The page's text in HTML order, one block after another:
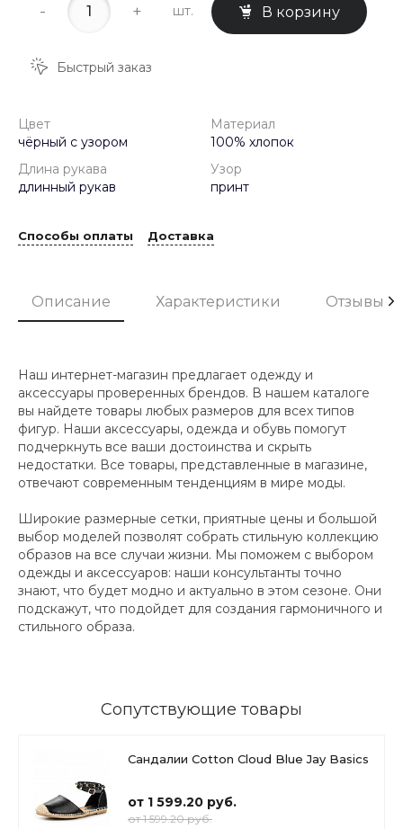
- + шт. В корзину
Быстрый заказ
Цвет
чёрный с узором
Материал
100% хлопок
Длина рукава
длинный рукав
Узор
принт
Способы оплаты Доставка
Описание Характеристики Отзывы
Наш интернет-магазин предлагает одежду и
аксессуары проверенных брендов. В нашем каталоге
вы найдете товары любых размеров для всех типов
фигур. Наши аксессуары, одежда и обувь помогут
подчеркнуть все ваши достоинства и скрыть
недостатки. Все товары, представленные в магазине,
отвечают современным тенденциям в мире моды.
Широкие размерные сетки, приятные цены и большой
выбор моделей позволят собрать стильную коллекцию
образов на все случаи жизни. Мы поможем с выбором
одежды и аксессуаров: наши консультанты точно
знают, что будет модно и актуально в этом сезоне. Они
подскажут, что подойдет для создания гармоничного и
стильного образа.
Сопутствующие товары
Сандалии Cotton Cloud Blue Jay Basics
от 1 599.20 руб.
от 1 599.20 руб.